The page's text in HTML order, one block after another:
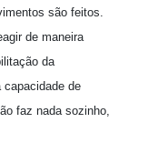
são feitos.
de maneira
da
capacidade de
faz nada sozinho,